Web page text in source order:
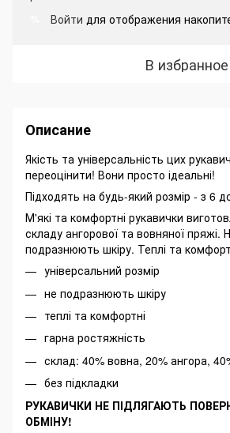
Войти для отображения
В избранное
Описание
Якість та універсальність цих
переоцінити! Вони просто ідеальні!
Підходять на будь-який розмір - з 6
М'які та комфортні рукавички
складу ангорової та вовняної пряжі.
подразнюють шкіру. Теплі та
універсальний розмір
не подразнюють шкіру
теплі та комфортні
гарна ростяжність
склад: 40% вовна, 20% ангора,
без підкладки
РУКАВИЧКИ НЕ ПІДЛЯГАЮТЬ
ОБМІНУ!